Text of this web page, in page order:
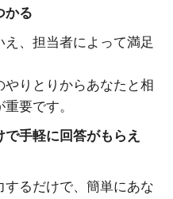
かる
、担当者によって満足
りとりからあなたと相
要です。
手軽に回答がもらえ
るだけで、簡単にあな